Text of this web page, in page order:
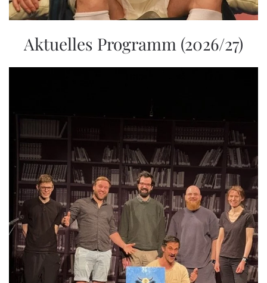
Aktuelles Programm (2026/27)